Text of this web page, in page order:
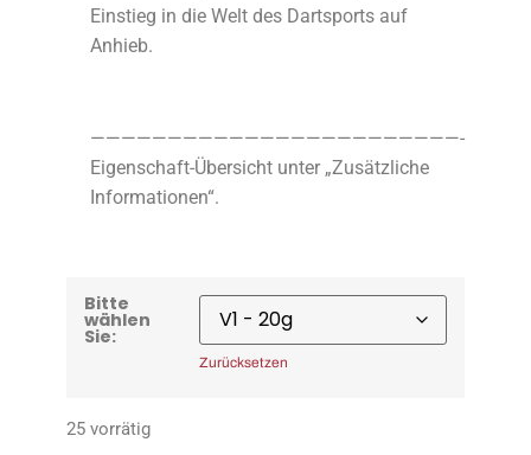
Einstieg in die Welt des Dartsports auf
Anhieb.
————————————————————————-
Eigenschaft-Übersicht unter „Zusätzliche
Informationen“.
Bitte
wählen
Sie:
Zurücksetzen
25 vorrätig